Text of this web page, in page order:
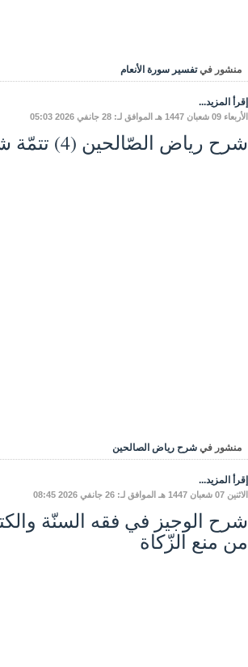
منشور في تفسير سورة الأنعام
إقرأ المزيد...
الأربعاء 09 شعبان 1447 هـ الموافق لـ: 28 جانفي 2026 05:03
شرح رياض الصّالحين (4) تتمّة شرح مقدّمة المؤلّف - باب الإخلاص.
منشور في شرح رياض الصالحين
إقرأ المزيد...
الاثنين 07 شعبان 1447 هـ الموافق لـ: 26 جانفي 2026 08:45
من منع الزّكاة